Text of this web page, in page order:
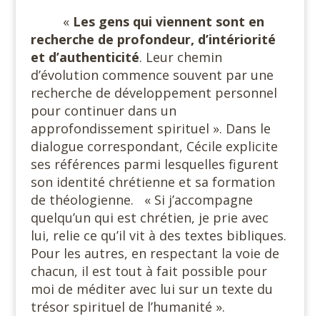
« Les gens qui viennent sont en
recherche de profondeur, d’intériorité
et d’authenticité. Leur chemin
d’évolution commence souvent par une
recherche de développement personnel
pour continuer dans un
approfondissement spirituel ». Dans le
dialogue correspondant, Cécile explicite
ses références parmi lesquelles figurent
son identité chrétienne et sa formation
de théologienne.
« Si j’accompagne
quelqu’un qui est chrétien, je prie avec
lui, relie ce qu’il vit à des textes bibliques.
Pour les autres, en respectant la voie de
chacun, il est tout à fait possible pour
moi de méditer avec lui sur un texte du
trésor spirituel de l’humanité ».